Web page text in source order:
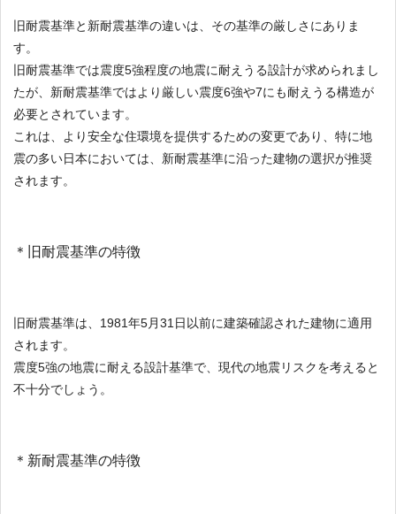
旧耐震基準と新耐震基準の違いは、その基準の厳しさにありま
す。
旧耐震基準では震度5強程度の地震に耐えうる設計が求められまし
たが、新耐震基準ではより厳しい震度6強や7にも耐えうる構造が
必要とされています。
これは、より安全な住環境を提供するための変更であり、特に地
震の多い日本においては、新耐震基準に沿った建物の選択が推奨
されます。
＊旧耐震基準の特徴
旧耐震基準は、1981年5月31日以前に建築確認された建物に適用
されます。
震度5強の地震に耐える設計基準で、現代の地震リスクを考えると
不十分でしょう。
＊新耐震基準の特徴